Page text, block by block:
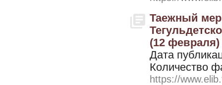
Таежный
(12 февраля)
Дата
Количество
https://